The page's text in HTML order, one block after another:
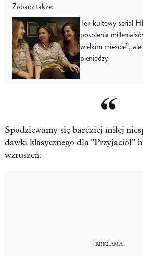
Zobacz także:
Ten kultowy serial
pokolenia
wielkim mieście”,
pieniędzy
Spodziewamy się bardziej miłej
dawki klasycznego dla "Przyjaciół"
wzruszeń.